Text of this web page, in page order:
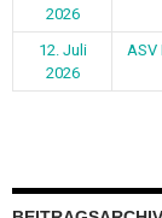
2026
12. Juli
2026